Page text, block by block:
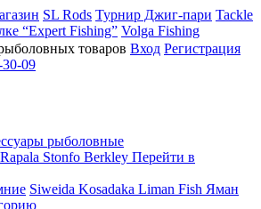
SL Rods Турнир Джиг-пари Tackle
“Expert Fishing” Volga Fishing
товаров Вход Регистрация
09
рыболовные
Rapala Stonfo Berkley Перейти в
Siweida Kosadaka Liman Fish Яман